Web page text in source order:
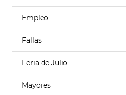
Empleo
Fallas
Feria de Julio
Mayores